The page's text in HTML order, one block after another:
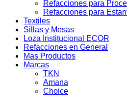
Refacciones para
Refacciones para
Textiles
Sillas y Mesas
Loza Institucional ECOR
Refacciones en General
Mas Productos
Marcas
TKN
Amana
Choice